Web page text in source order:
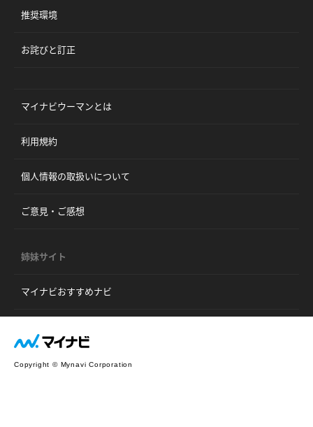
推奨環境
お詫びと訂正
マイナビウーマンとは
利用規約
個人情報の取扱いについて
ご意見・ご感想
姉妹サイト
マイナビおすすめナビ
Copyright © Mynavi Corporation